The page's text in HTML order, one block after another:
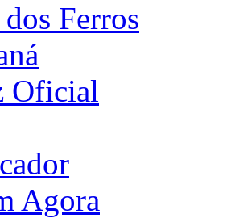
Ferros
Oficial
Agora